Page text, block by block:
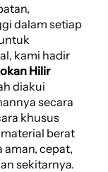
dalam setiap
kami hadir
Hilir
diakui
secara
khusus
berat
cepat,
sekitarnya.